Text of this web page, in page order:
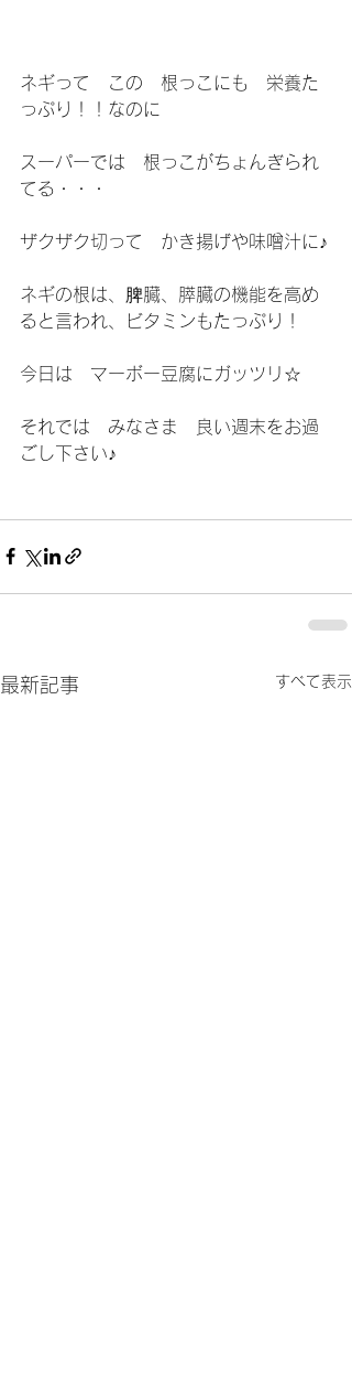
ネギって　この　根っこにも　栄養た
っぷり！！なのに
スーパーでは　根っこがちょんぎられ
てる・・・
ザクザク切って　かき揚げや味噌汁に♪
ネギの根は、脾臓、膵臓の機能を高め
ると言われ、ビタミンもたっぷり！
今日は　マーボー豆腐にガッツリ☆
それでは　みなさま　良い週末をお過
ごし下さい♪
最新記事 すべて表示